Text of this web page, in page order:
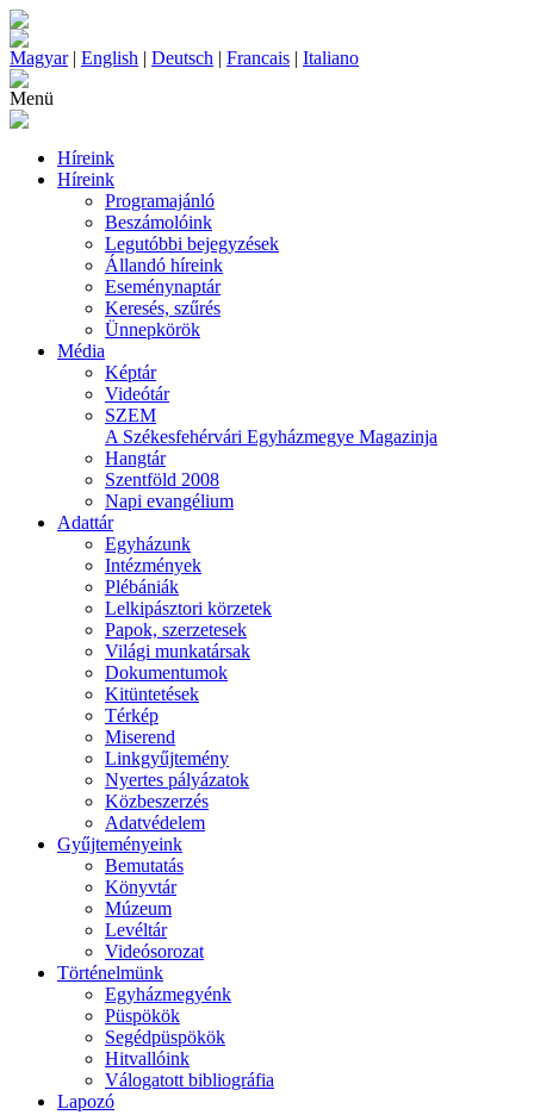
Magyar| English | Deutsch | Francais | Italiano
Menü
Híreink
Híreink
Programajánló
Beszámolóink
Legutóbbi bejegyzések
Állandó híreink
Eseménynaptár
Keresés, szűrés
Ünnepkörök
Média
Képtár
Videótár
SZEM
A Székesfehérvári Egyházmegye Magazinja
Hangtár
Szentföld 2008
Napi evangélium
Adattár
Egyházunk
Intézmények
Plébániák
Lelkipásztori körzetek
Papok, szerzetesek
Világi munkatársak
Dokumentumok
Kitüntetések
Térkép
Miserend
Linkgyűjtemény
Nyertes pályázatok
Közbeszerzés
Adatvédelem
Gyűjteményeink
Bemutatás
Könyvtár
Múzeum
Levéltár
Videósorozat
Történelmünk
Egyházmegyénk
Püspökök
Segédpüspökök
Hitvallóink
Válogatott bibliográfia
Lapozó